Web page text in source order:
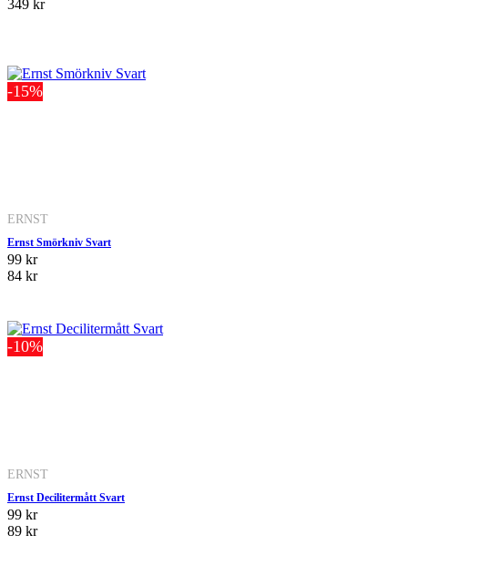
349 kr
-15%
ERNST
Ernst Smörkniv Svart
99 kr
84 kr
-10%
ERNST
Ernst Decilitermått Svart
99 kr
89 kr